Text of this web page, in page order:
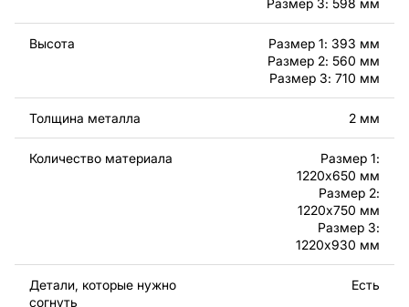
готовых изделий, изготовленных по этим чертежам.
Подчеркиваем, что перепродажа и распространение
этих оригинальных или отредактированных файлов
текст, изображение, логотип вашей компании или
нужно, чтобы мы выполнили индивидуальный чертеж
изделия из металла для вас, пожалуйста, свяжитесь
Если у вас остались вопросы или вам нужна помощь,
свяжитесь с нами в любое время, мы всегда готовы
помочь.
Размер 3: 598 мм
Высота
Размер 1: 393 мм
Размер 2: 560 мм
Размер 3: 710 мм
Толщина металла 2 мм
Количество материала
Размер 1:
1220x650 мм
Размер 2:
1220x750 мм
Размер 3:
1220x930 мм
Детали, которые нужно
согнуть
Есть